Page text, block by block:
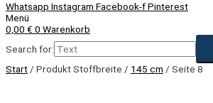
Whatsapp Instagram Facebook-fPinterest
Menü
0,00 € 0 Warenkorb
Search for:
Start / Produkt Stoffbreite / 145 cm / Seite 8